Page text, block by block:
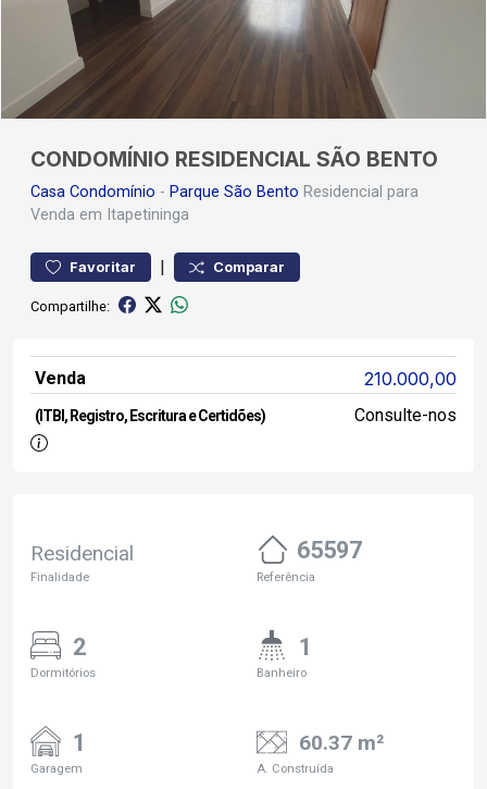
CONDOMÍNIO RESIDENCIAL SÃO BENTO
Casa Condomínio - Parque São Bento Residencial para
Venda em Itapetininga
Favoritar | Comparar
Compartilhe:
Venda 210.000,00
(ITBI, Registro, Escritura e Certidões) Consulte-nos
Residencial
Finalidade
65597
Referência
2
Dormitórios
1
Banheiro
1
Garagem
60.37 m²
A. Construída